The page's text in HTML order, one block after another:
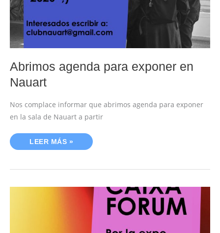
Abrimos agenda para exponer en
Nauart
Nos complace informar que abrimos agenda para exponer
en la sala de Nauart a partir
LEER MÁS »